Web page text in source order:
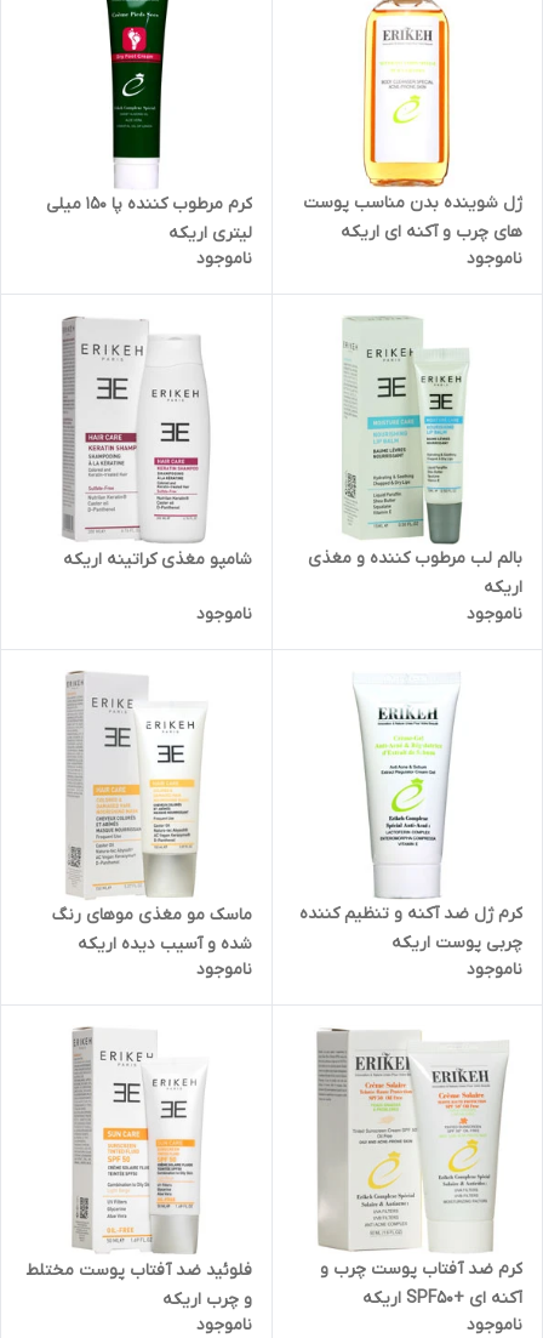
ژل شوینده بدن مناسب پوست
های چرب و آکنه ای اریکه
ناموجود
کرم مرطوب کننده پا 150 میلی
لیتری اریکه
ناموجود
بالم لب مرطوب کننده و مغذی
اریکه
ناموجود
شامپو مغذی کراتینه اریکه
ناموجود
کرم ژل ضد آکنه و تنظیم کننده
چربی پوست اریکه
ناموجود
ماسک مو مغذی موهای رنگ
شده و آسیب دیده اریکه
ناموجود
کرم ضد آفتاب پوست چرب و
آکنه ای +SPF50 اریکه
ناموجود
فلوئید ضد آفتاب پوست مختلط
و چرب اریکه
ناموجود